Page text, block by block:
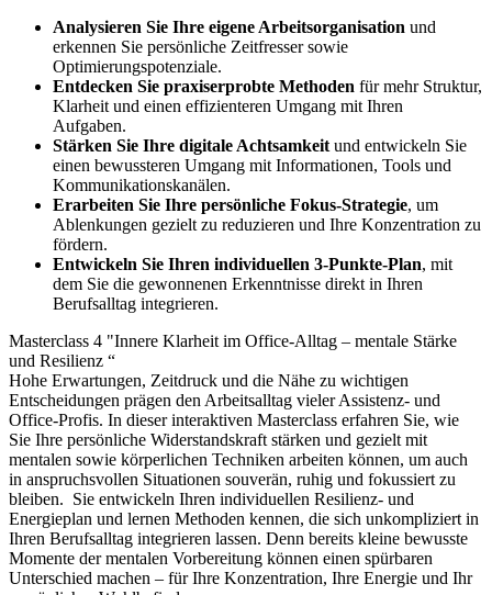
Analysieren Sie Ihre eigene Arbeitsorganisation und
erkennen Sie persönliche Zeitfresser sowie
Optimierungspotenziale.
Entdecken Sie praxiserprobte Methoden für mehr Struktur,
Klarheit und einen effizienteren Umgang mit Ihren
Aufgaben.
Stärken Sie Ihre digitale Achtsamkeit und entwickeln Sie
einen bewussteren Umgang mit Informationen, Tools und
Kommunikationskanälen.
Erarbeiten Sie Ihre persönliche Fokus-Strategie, um
Ablenkungen gezielt zu reduzieren und Ihre Konzentration zu
fördern.
Entwickeln Sie Ihren individuellen 3-Punkte-Plan, mit
dem Sie die gewonnenen Erkenntnisse direkt in Ihren
Berufsalltag integrieren.
Masterclass 4 "Innere Klarheit im Office-Alltag – mentale Stärke
und Resilienz “
Hohe Erwartungen, Zeitdruck und die Nähe zu wichtigen
Entscheidungen prägen den Arbeitsalltag vieler Assistenz- und
Office-Profis. In dieser interaktiven Masterclass erfahren Sie, wie
Sie Ihre persönliche Widerstandskraft stärken und gezielt mit
mentalen sowie körperlichen Techniken arbeiten können, um auch
in anspruchsvollen Situationen souverän, ruhig und fokussiert zu
bleiben. Sie entwickeln Ihren individuellen Resilienz- und
Energieplan und lernen Methoden kennen, die sich unkompliziert in
Ihren Berufsalltag integrieren lassen. Denn bereits kleine bewusste
Momente der mentalen Vorbereitung können einen spürbaren
Unterschied machen – für Ihre Konzentration, Ihre Energie und Ihr